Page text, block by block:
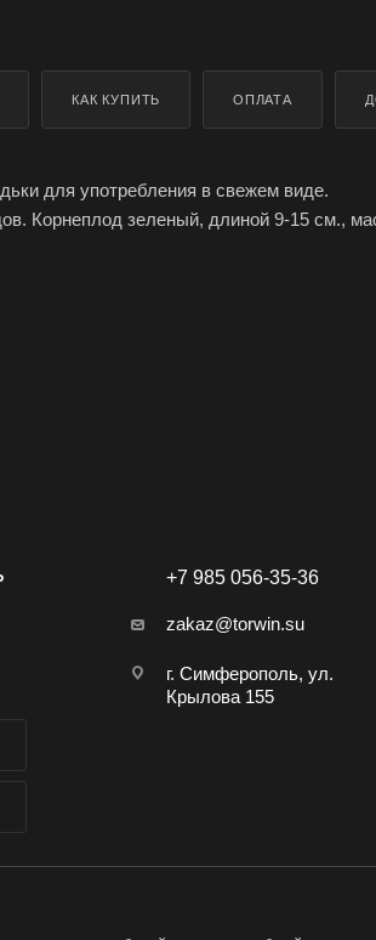
КАК КУПИТЬ ОПЛАТА
для употребления в свежем виде.
Корнеплод зеленый, длиной 9-15 см.,
+7 985 056-35-36
zakaz@torwin.su
г. Симферополь, ул.
Крылова 155